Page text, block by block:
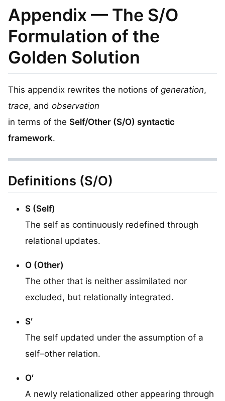
Appendix — The S/O
Formulation of the
Golden Solution
This appendix rewrites the notions of generation,
trace, and observation
in terms of the Self/Other (S/O) syntactic
framework.
Definitions (S/O)
S (Self)
The self as continuously redefined through
relational updates.
O (Other)
The other that is neither assimilated nor
excluded, but relationally integrated.
S′
The self updated under the assumption of a
self–other relation.
O′
A newly relationalized other appearing through